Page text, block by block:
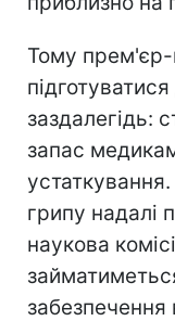
Тому прем'єр-
заздалегідь:
запас
грипу надалі
наукова
забезпечення